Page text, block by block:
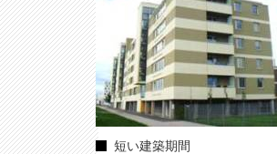
短い建築期間